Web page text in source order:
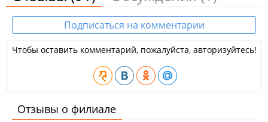
Подписаться на комментарии
Чтобы оставить комментарий, пожалуйста, авторизуйтесь!
Отзывы о филиале